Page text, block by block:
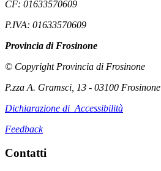
CF: 01633570609
P.IVA: 01633570609
Provincia di Frosinone
© Copyright Provincia di Frosinone
P.zza A. Gramsci, 13 - 03100 Frosinone
Dichiarazione di Accessibilità
Feedback
Contatti